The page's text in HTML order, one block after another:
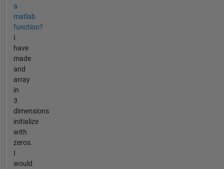
a
matlab
function?
I
have
made
and
array
in
3
dimensions
initialize
with
zeros.
I
would